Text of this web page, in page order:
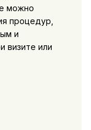
можно
процедур,
и
визите или